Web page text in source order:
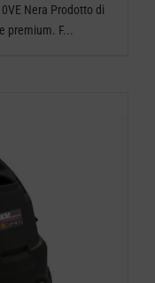
Nera Prodotto di
premium. F...